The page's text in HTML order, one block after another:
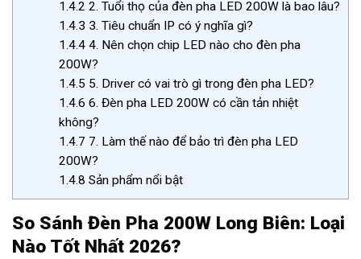
1.4.2 2. Tuổi thọ của đèn pha LED 200W là bao lâu?
1.4.3 3. Tiêu chuẩn IP có ý nghĩa gì?
1.4.44. Nên chọn chip LED nào cho đèn pha
200W?
1.4.5 5. Driver có vai trò gì trong đèn pha LED?
1.4.6 6. Đèn pha LED 200W có cần tản nhiệt
không?
1.4.7 7. Làm thế nào để bảo trì đèn pha LED
200W?
1.4.8 Sản phẩm nổi bật
So Sánh Đèn Pha 200W Long Biên: Loại
Nào Tốt Nhất 2026?